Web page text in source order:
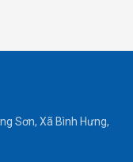
Sơn, Xã Bình Hưng,